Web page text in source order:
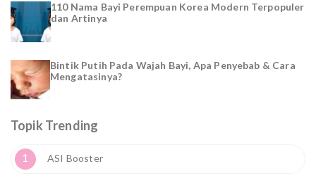
110 Nama Bayi Perempuan Korea Modern Terpopuler
dan Artinya
Bintik Putih Pada Wajah Bayi, Apa Penyebab & Cara
Mengatasinya?
Topik Trending
1 ASI Booster